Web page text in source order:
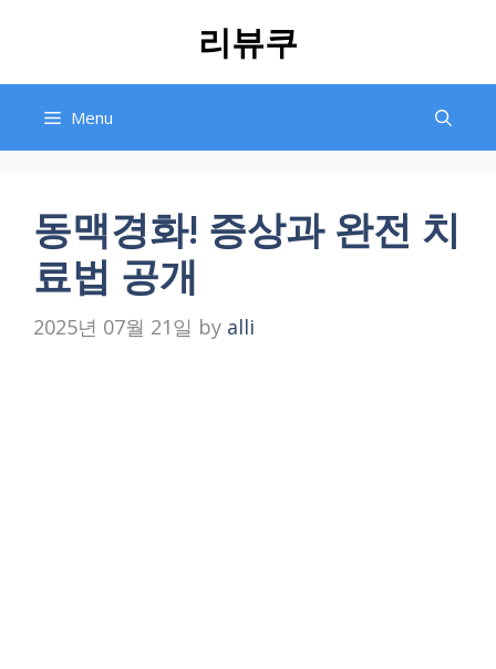
리뷰쿠
Menu
동맥경화! 증상과 완전 치
료법 공개
2025년 07월 21일 by alli